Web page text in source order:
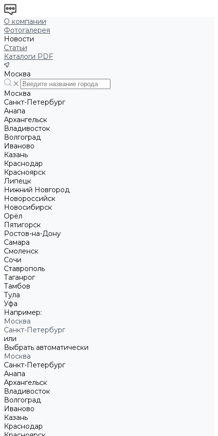
О компании
Фотогалерея
Новости
Статьи
Каталоги PDF
Москва
Москва
Санкт-Петербург
Анапа
Архангельск
Владивосток
Волгоград
Иваново
Казань
Краснодар
Красноярск
Липецк
Нижний Новгород
Новороссийск
Новосибирск
Орёл
Пятигорск
Ростов-на-Дону
Самара
Смоленск
Сочи
Ставрополь
Таганрог
Тамбов
Тула
Уфа
Например:
Москва
Санкт-Петербург
или
Выбрать автоматически
Москва
Санкт-Петербург
Анапа
Архангельск
Владивосток
Волгоград
Иваново
Казань
Краснодар